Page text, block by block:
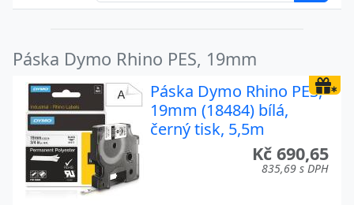
Páska Dymo Rhino PES, 19mm
Páska Dymo Rhino PES,
19mm (18484) bílá,
černý tisk, 5,5m
Kč 690,65
835,69 s DPH